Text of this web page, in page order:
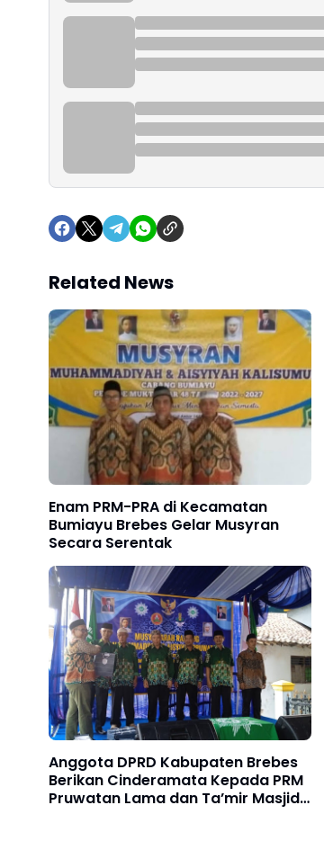
Related News
Enam PRM-PRA di Kecamatan
Bumiayu Brebes Gelar Musyran
Secara Serentak
Anggota DPRD Kabupaten Brebes
Berikan Cinderamata Kepada PRM
Pruwatan Lama dan Ta’mir Masjid-